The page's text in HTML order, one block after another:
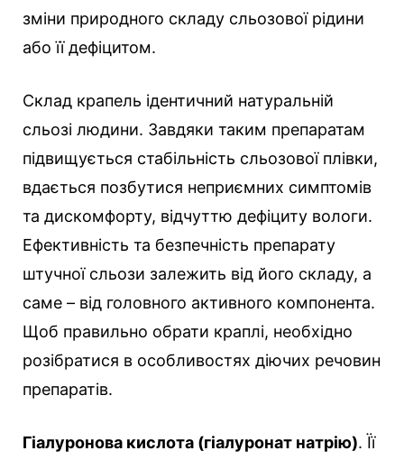
зміни природного складу сльозової рідини
або її дефіцитом.
Склад крапель ідентичний натуральній
сльозі людини. Завдяки таким препаратам
підвищується стабільність сльозової плівки,
вдається позбутися неприємних симптомів
та дискомфорту, відчуттю дефіциту вологи.
Ефективність та безпечність препарату
штучної сльози залежить від його складу, а
саме – від головного активного компонента.
Щоб правильно обрати краплі, необхідно
розібратися в особливостях діючих речовин
препаратів.
Гіалуронова кислота (гіалуронат натрію). Її